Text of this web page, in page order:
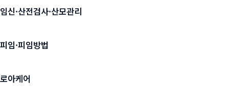
임신·산전검사·산모관리
피임·피임방법
로아케어